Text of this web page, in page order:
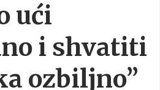
ući
i shvatiti
ozbiljno”